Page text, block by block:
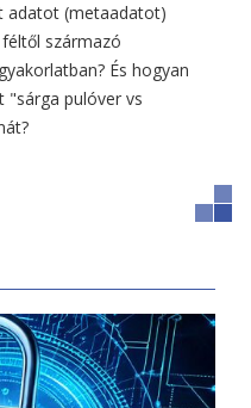
adatot (metaadatot)
származó
És hogyan
"sárga pulóver vs